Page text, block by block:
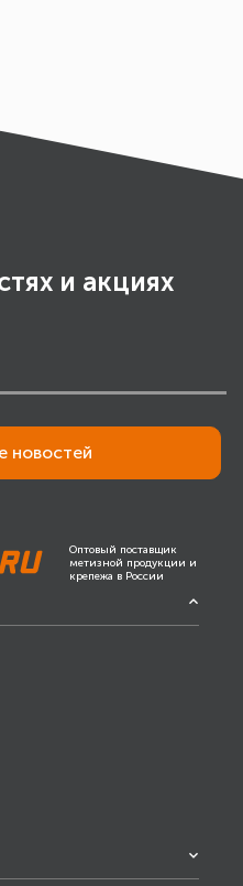
и акциях
новостей
Оптовый поставщик
метизной продукции и
крепежа в России